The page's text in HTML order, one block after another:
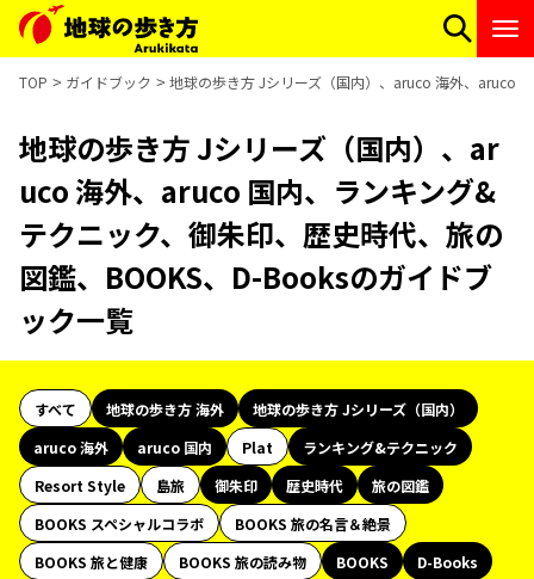
TOP ガイドブック 地球の歩き方 Jシリーズ（国内）、aruco 海外、aruco
地球の歩き方 Jシリーズ（国内）、ar
uco 海外、aruco 国内、ランキング&
テクニック、御朱印、歴史時代、旅の
図鑑、BOOKS、D-Booksのガイドブ
ック一覧
すべて 地球の歩き方 海外
地球の歩き方 Jシリーズ（国内）
aruco 海外
aruco 国内 Plat
ランキング&テクニック
Resort Style
島旅 御朱印 歴史時代
旅の図鑑
BOOKS スペシャルコラボ
BOOKS 旅の名言＆絶景
BOOKS 旅と健康
BOOKS 旅の読み物 BOOKS
D-Books